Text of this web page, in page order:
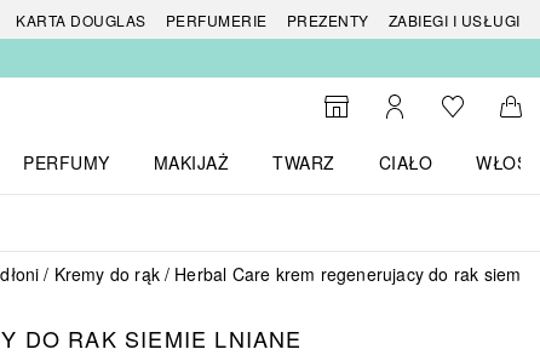
KARTA DOUGLAS PERFUMERIE PREZENTY
ZABIEGI I USŁUGI
Do wyszukiwarki
Moje kontoDo listyDo
PERFUMY
MAKIJAŻ
TWARZ
CIAŁO
WŁOSY
Kremy do rąk Herbal Care krem regenerujacy do rak siemie
DO RAK SIEMIE LNIANE